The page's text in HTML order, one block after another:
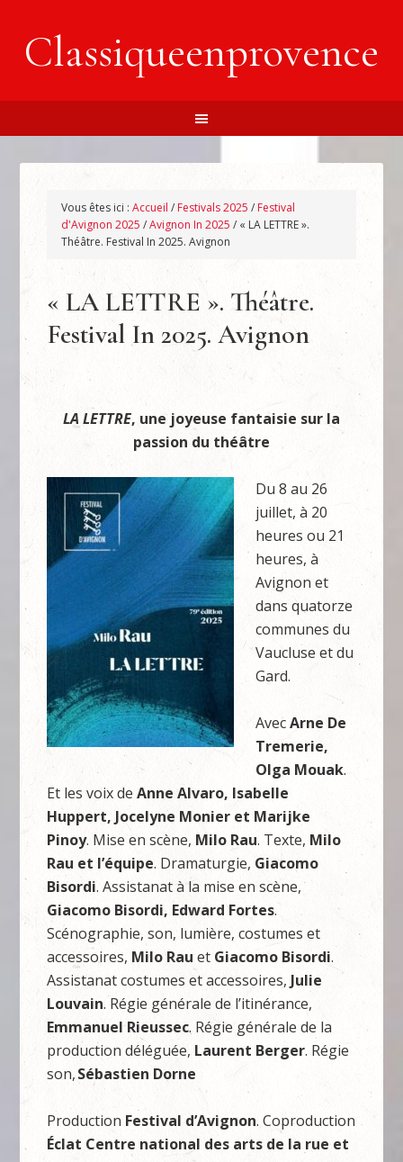
Classiqueenprovence
Vous êtes ici :Accueil / Festivals 2025 / Festival
d'Avignon 2025 /Avignon In 2025 / « LA LETTRE ».
Théâtre. Festival In 2025. Avignon
« LA LETTRE ». Théâtre.
Festival In 2025. Avignon
LA LETTRE, une joyeuse fantaisie sur la
passion du théâtre
Du 8 au 26
juillet, à 20
heures ou 21
heures, à
Avignon et
dans quatorze
communes du
Vaucluse et du
Gard.
AvecArne De
Tremerie,
Olga Mouak.
Et les voix deAnne Alvaro, Isabelle
Huppert, Jocelyne Monier et Marijke
Pinoy. Mise en scène, Milo Rau. Texte, Milo
Rau et l’équipe. Dramaturgie, Giacomo
Bisordi. Assistanat à la mise en scène,
Giacomo Bisordi, Edward Fortes.
Scénographie, son, lumière, costumes et
accessoires, Milo Rauet Giacomo Bisordi.
Assistanat costumes et accessoires, Julie
Louvain. Régie générale de l’itinérance,
Emmanuel Rieussec. Régie générale de la
production déléguée, Laurent Berger. Régie
son,Sébastien Dorne
Production Festival d’Avignon. Coproduction
Éclat Centre national des arts de la rue et